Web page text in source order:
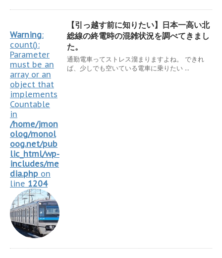
Warning:
count():
Parameter
must be an
array or an
object that
implements
Countable
in
/home/jmon
olog/monol
oog.net/pub
lic_html/wp-
includes/me
dia.php on
line 1204
【引っ越す前に知りたい】日本一高い北
総線の終電時の混雑状況を調べてきまし
た。
通勤電車ってストレス溜まりますよね。 できれ
ば、少しでも空いている電車に乗りたい ...